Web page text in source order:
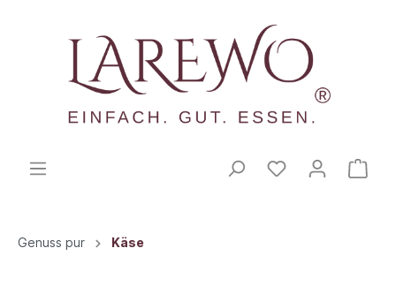
Genuss pur Käse